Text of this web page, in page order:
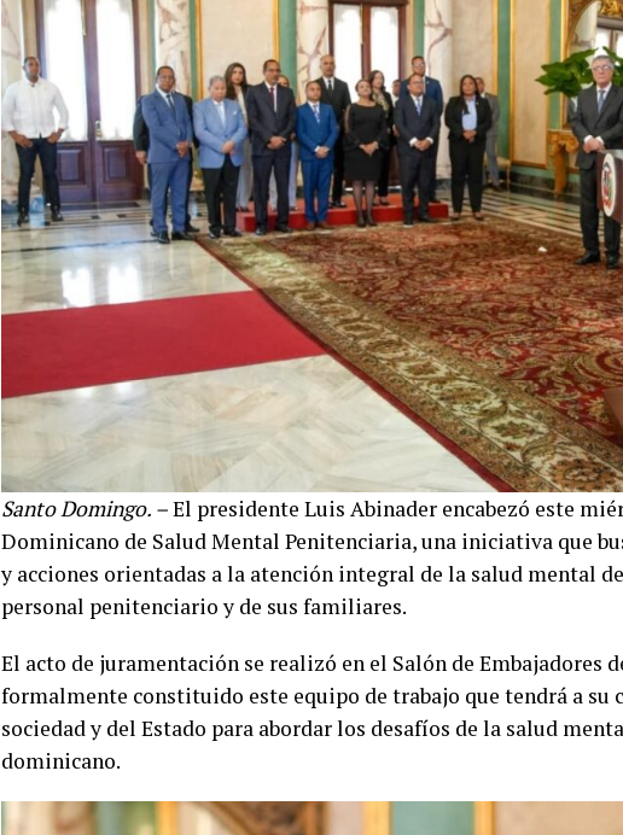
Santo Domingo. –El presidente Luis Abinader encabezó este
Dominicano de Salud Mental Penitenciaria, una iniciativa que
y acciones orientadas a la atención integral de la salud mental
personal penitenciario y de sus familiares.
El acto de juramentación se realizó en el Salón de Embajadores
formalmente constituido este equipo de trabajo que tendrá a su
sociedad y del Estado para abordar los desafíos de la salud
dominicano.